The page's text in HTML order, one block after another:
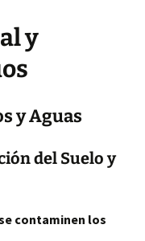
y
y Aguas
del Suelo y
contaminen los